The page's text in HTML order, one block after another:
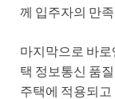
께 입주자의 만
마지막으로 바
택 정보통신 품
주택에 적용되